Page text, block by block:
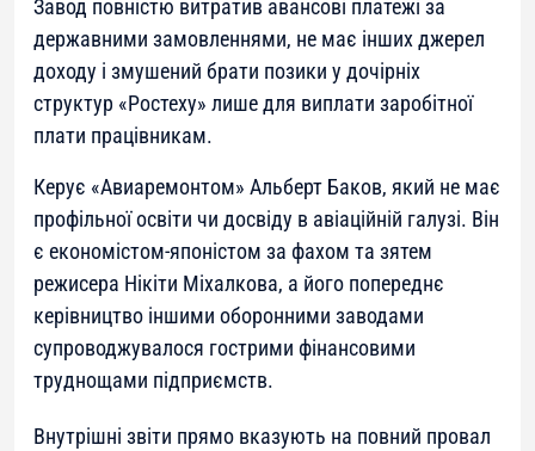
Завод повністю витратив авансові платежі за
державними замовленнями, не має інших джерел
доходу і змушений брати позики у дочірніх
структур «Ростеху» лише для виплати заробітної
плати працівникам.
Керує «Авиаремонтом» Альберт Баков, який не має
профільної освіти чи досвіду в авіаційній галузі. Він
є економістом-японістом за фахом та зятем
режисера Нікіти Міхалкова, а його попереднє
керівництво іншими оборонними заводами
супроводжувалося гострими фінансовими
труднощами підприємств.
Внутрішні звіти прямо вказують на повний провал